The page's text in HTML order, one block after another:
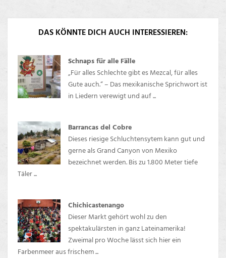
DAS KÖNNTE DICH AUCH INTERESSIEREN:
Schnaps für alle Fälle
„Für alles Schlechte gibt es Mezcal, für alles
Gute auch.“ – Das mexikanische Sprichwort ist
in Liedern verewigt und auf ...
Barrancas del Cobre
Dieses riesige Schluchtensytem kann gut und
gerne als Grand Canyon von Mexiko
bezeichnet werden. Bis zu 1.800 Meter tiefe
Täler ...
Chichicastenango
Dieser Markt gehört wohl zu den
spektakulärsten in ganz Lateinamerika!
Zweimal pro Woche lässt sich hier ein
Farbenmeer aus frischem ...